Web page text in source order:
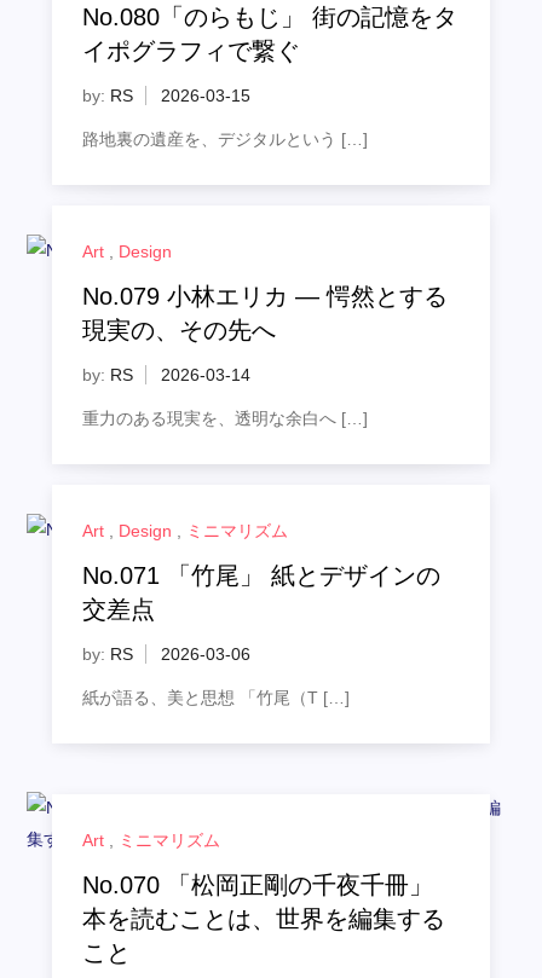
No.080「のらもじ」 街の記憶をタ
イポグラフィで繋ぐ
by: RS
路地裏の遺産を、デジタルという […]
Art, Design
No.079 小林エリカ ― 愕然とする
現実の、その先へ
by: RS
重力のある現実を、透明な余白へ […]
Art, Design , ミニマリズム
No.071 「竹尾」 紙とデザインの
交差点
by: RS
紙が語る、美と思想 「竹尾（T […]
Art, ミニマリズム
No.070 「松岡正剛の千夜千冊」
本を読むことは、世界を編集する
こと